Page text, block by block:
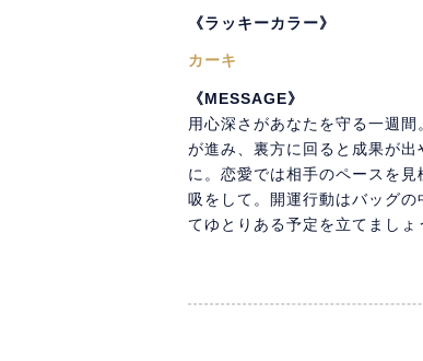
《ラッキーカラー》
カーキ
《MESSAGE》
用心深さがあなたを守る一週
が進み、裏方に回ると成果が
に。恋愛では相手のペースを
吸をして。開運行動はバッグ
てゆとりある予定を立てましょ